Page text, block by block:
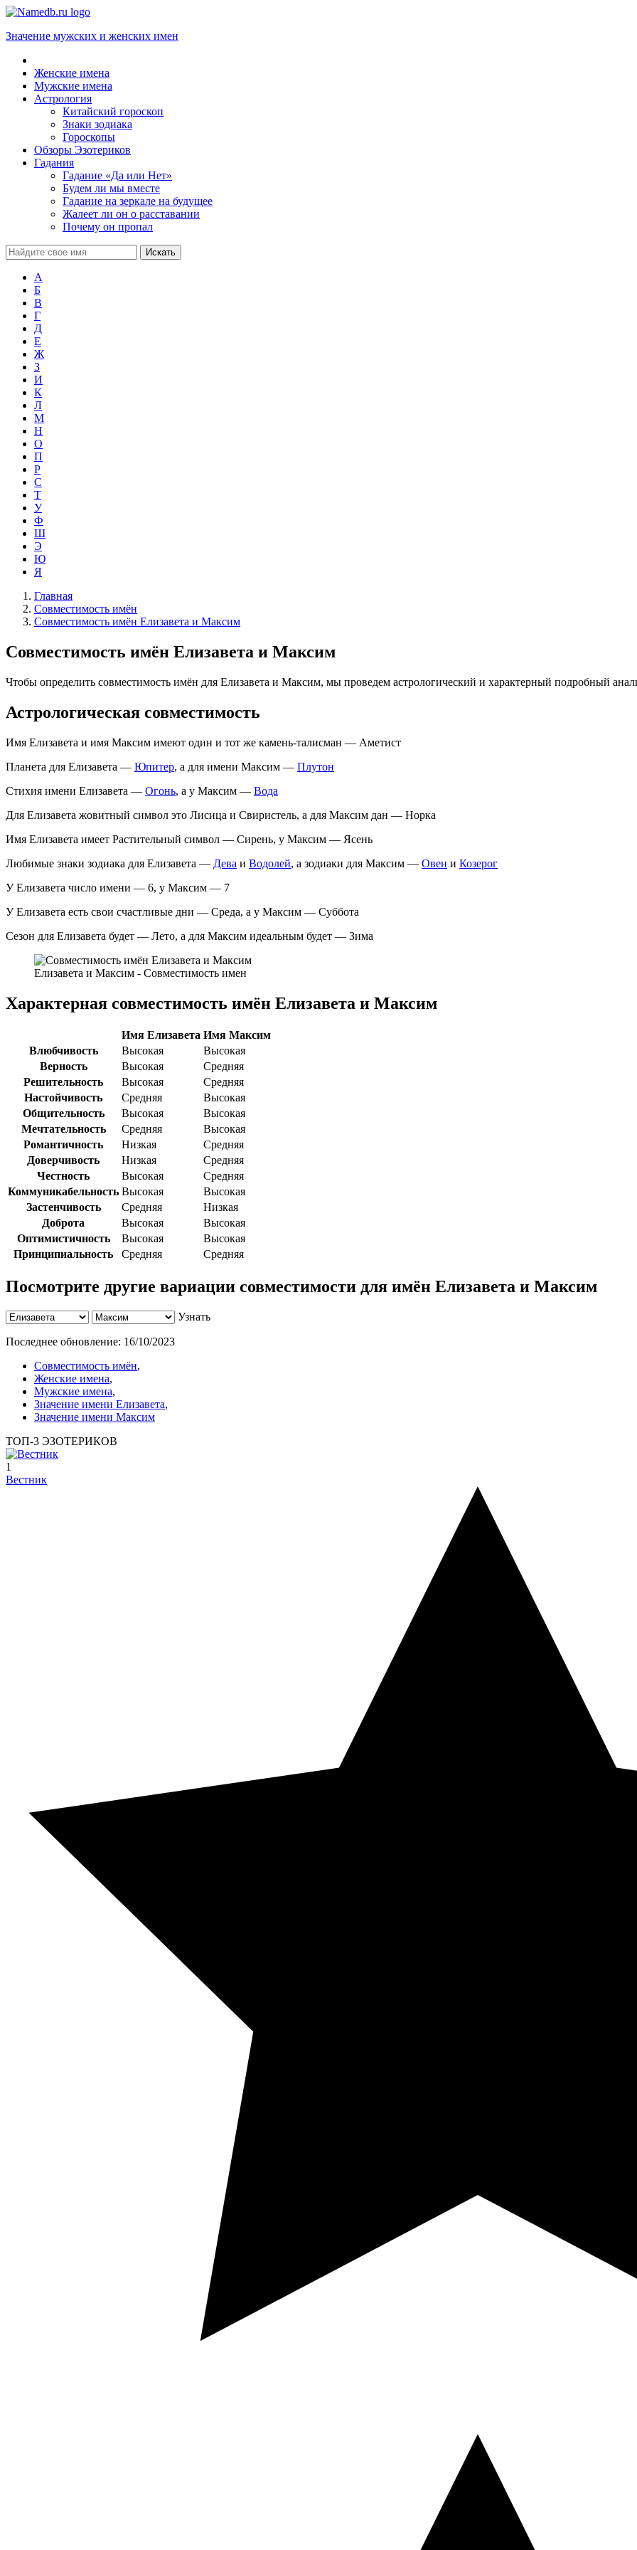
Значение мужских и женских имен
Женские имена
Мужские имена
Астрология
Китайский гороскоп
Знаки зодиака
Гороскопы
Обзоры Эзотериков
Гадания
Гадание «Да или Нет»
Будем ли мы вместе
Гадание на зеркале на будущее
Жалеет ли он о расставании
Почему он пропал
А
Б
В
Г
Д
Е
Ж
З
И
К
Л
М
Н
О
П
Р
С
Т
У
Ф
Ш
Э
Ю
Я
Главная
Совместимость имён
Совместимость имён Елизавета и Максим
Совместимость имён Елизавета и Максим
Чтобы определить совместимость имён для Елизавета и Максим, мы проведем астрологический и характерный подробный
Астрологическая совместимость
Имя Елизавета и имя Максим имеют один и тот же камень-талисман — Аметист
Планета для Елизавета — Юпитер, а для имени Максим — Плутон
Стихия имени Елизавета — Огонь, а у Максим — Вода
Для Елизавета жовитный символ это Лисица и Свиристель, а для Максим дан — Норка
Имя Елизавета имеет Растительный символ — Сирень, у Максим — Ясень
Любимые знаки зодиака для Елизавета — Дева и Водолей, а зодиаки для Максим — Овен и Козерог
У Елизавета число имени — 6, у Максим — 7
У Елизавета есть свои счастливые дни — Среда, а у Максим — Суббота
Сезон для Елизавета будет — Лето, а для Максим идеальным будет — Зима
Елизавета и Максим - Совместимость имен
Характерная совместимость имён Елизавета и Максим
Имя Елизавета Имя Максим
Влюбчивость
Высокая
Высокая
Верность
Высокая
Средняя
Решительность
Высокая
Средняя
Настойчивость
Средняя
Высокая
Общительность
Высокая
Высокая
Мечтательность
Средняя
Высокая
Романтичность
Низкая
Средняя
Доверчивость
Низкая
Средняя
Честность
Высокая
Средняя
Коммуникабельность Высокая
Высокая
Застенчивость
Средняя
Низкая
Доброта
Высокая
Высокая
Оптимистичность
Высокая
Высокая
Принципиальность
Средняя Средняя
Посмотрите другие вариации совместимости для имён Елизавета и Максим
Узнать
Последнее обновление: 16/10/2023
Совместимость имён,
Женские имена,
Мужские имена,
Значение имени Елизавета,
Значение имени Максим
ТОП-3 ЭЗОТЕРИКОВ
1
Вестник